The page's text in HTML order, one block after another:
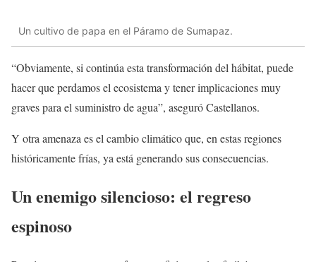
Un cultivo de papa en el Páramo de Sumapaz.
“Obviamente, si continúa esta transformación del hábitat, puede
hacer que perdamos el ecosistema y tener implicaciones muy
graves para el suministro de agua”, aseguró Castellanos.
Y otra amenaza es el cambio climático que, en estas regiones
históricamente frías, ya está generando sus consecuencias.
Un enemigo silencioso: el regreso
espinoso